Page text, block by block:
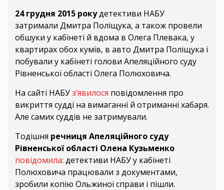
24 грудня 2015 рокудетективи НАБУ
затримали Дмитра Поліщука, а також провели
обшуки у кабінеті й вдома в Олега Плевака, у
квартирах обох кумів, в авто Дмитра Поліщука і
побували у кабінеті голови Апеляційного суду
Рівненської області Олега Полюховича.
На сайті НАБУз’явилося повідомлення про
викриття судді на вимаганні й отриманні хабаря.
Але самих суддів не затримували.
Тодішня речниця Апеляційного суду
Рівненської області Олена Кузьменко
повідомила: детективи НАБУ у кабінеті
Полюховича працювали з документами,
зробили копію Ольжиної справи і пішли.